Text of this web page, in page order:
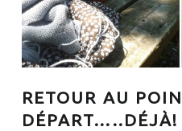
RETOUR AU
DÉPART…..DÉJÀ!